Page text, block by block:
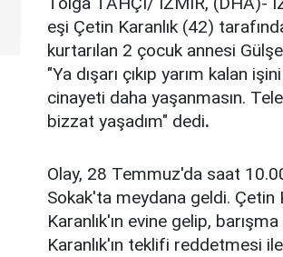
eşi Çetin Karanlık (42)
kurtarılan 2 çocuk annesi
"Ya dışarı çıkıp yarım kalan
cinayeti daha yaşanmasın.
bizzat yaşadım" dedi.
Olay, 28 Temmuz'da saat
Sokak'ta meydana geldi. Çetin
Karanlık'ın evine gelip,
Karanlık'ın teklifi reddetmesi